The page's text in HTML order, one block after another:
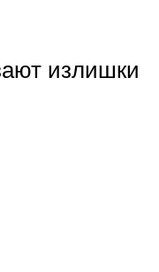
излишки